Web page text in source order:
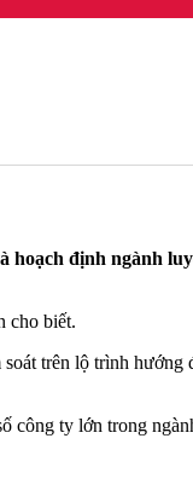
hoạch định ngành
cho biết.
trên lộ trình hướng
công ty lớn trong